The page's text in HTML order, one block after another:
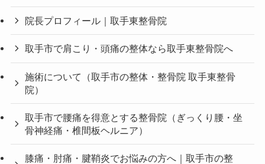
院長プロフィール｜取手東整骨院
取手市で肩こり・頭痛の整体なら取手東整骨院へ
施術について（取手市の整体・整骨院 取手東整骨
院）
取手市で腰痛を得意とする整骨院（ぎっくり腰・坐
骨神経痛・椎間板ヘルニア）
膝痛・肘痛・腱鞘炎でお悩みの方へ｜取手市の整